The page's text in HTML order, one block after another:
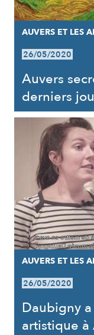
AUVERS ET LES
26/05/2020
Auvers
derniers
AUVERS ET LES
26/05/2020
Daubigny
artistique à